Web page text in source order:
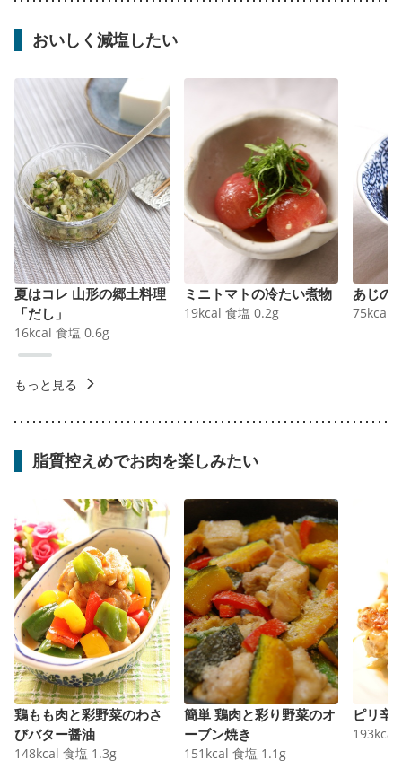
おいしく減塩したい
夏はコレ 山形の郷土料理
「だし」
16kcal 食塩 0.6g
ミニトマトの冷たい煮物
19kcal 食塩 0.2g
あじの
75kcal
もっと見る
脂質控えめでお肉を楽しみたい
鶏もも肉と彩野菜のわさ
びバター醤油
148kcal 食塩 1.3g
簡単 鶏肉と彩り野菜のオ
ーブン焼き
151 kcal 食塩 1.1 g
ピリ辛
193kcal